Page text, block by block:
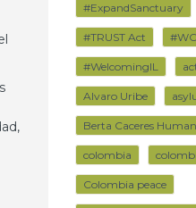
#ExpandSanctuary
#TRUST Act
#WelcomingIL
Alvaro Uribe
Berta Caceres
colombia
Colombia peace